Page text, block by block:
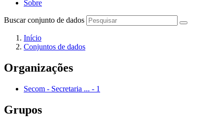
Sobre
Buscar conjunto de dados
Início
Conjuntos de dados
Organizações
Secom - Secretaria ... - 1
Grupos